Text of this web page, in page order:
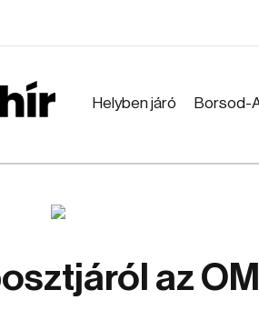
Helyben járó Borsod-
az